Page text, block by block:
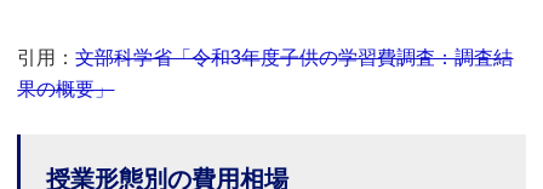
引用：文部科学省「令和3年度子供の学習費調査：調査結
果の概要」
授業形態別の費用相場